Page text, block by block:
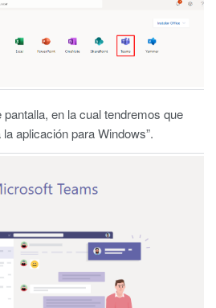
en la cual tendremos que
aplicación para Windows”.